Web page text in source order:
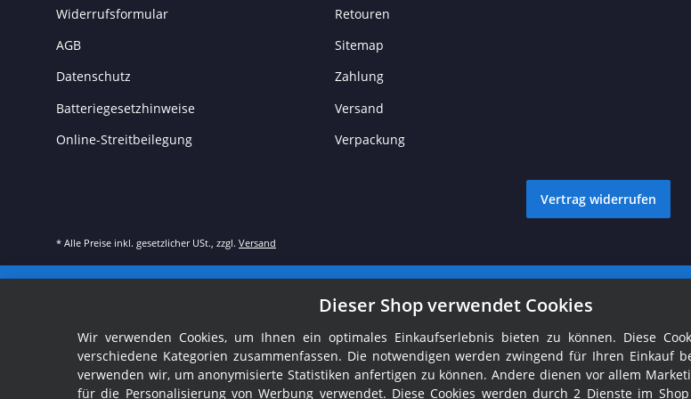
Widerrufsformular
AGB
Datenschutz
Batteriegesetzhinweise
Online-Streitbeilegung
Retouren
Sitemap
Zahlung
Versand
Verpackung
Vertrag widerrufen
* Alle Preise inkl. gesetzlicher USt., zzgl. Versand
Dieser Shop verwendet Cookies
Wir verwenden Cookies, um Ihnen ein optimales Einkaufserlebnis bieten zu können. Diese
verschiedene Kategorien zusammenfassen. Die notwendigen werden zwingend für Ihren Einkauf
verwenden wir, um anonymisierte Statistiken anfertigen zu können. Andere dienen vor allem
für die Personalisierung von Werbung verwendet. Diese Cookies werden durch 2 Dienste im